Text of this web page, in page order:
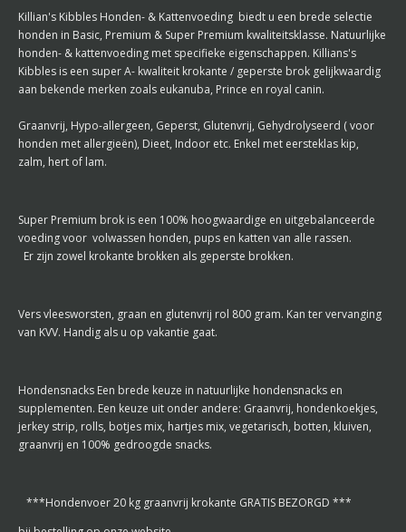
Killian's Kibbles Honden- & Kattenvoeding biedt u een brede selectie
honden in Basic, Premium & Super Premium kwaliteitsklasse. Natuurlijke
honden- & kattenvoeding met specifieke eigenschappen. Killians's
Kibbles is een super A- kwaliteit krokante / geperste brok gelijkwaardig
aan bekende merken zoals eukanuba, Prince en royal canin.
Graanvrij, Hypo-allergeen, Geperst, Glutenvrij, Gehydrolyseerd ( voor
honden met allergieën), Dieet, Indoor etc. Enkel met eersteklas kip,
zalm, hert of lam.
Super Premium brok is een 100% hoogwaardige en uitgebalanceerde
voeding voor volwassen honden, pups en katten van alle rassen.
Er zijn zowel krokante brokken als geperste brokken.
Vers vleesworsten, graan en glutenvrij rol 800 gram. Kan ter vervanging
van KVV. Handig als u op vakantie gaat.
Hondensnacks Een brede keuze in natuurlijke hondensnacks en
supplementen. Een keuze uit onder andere: Graanvrij, hondenkoekjes,
jerkey strip, rolls, botjes mix, hartjes mix, vegetarisch, botten, kluiven,
graanvrij en 100% gedroogde snacks.
***Hondenvoer 20 kg graanvrij krokante GRATIS BEZORGD ***